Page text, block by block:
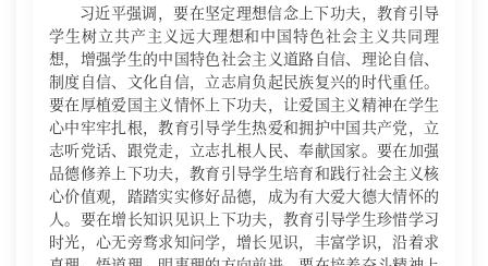
习近平强调，要在坚定理想信念上下功夫，教育引导
学生树立共产主义远大理想和中国特色社会主义共同理
想，增强学生的中国特色社会主义道路自信、理论自信、
制度自信、文化自信，立志肩负起民族复兴的时代重任。
要在厚植爱国主义情怀上下功夫，让爱国主义精神在学生
心中牢牢扎根，教育引导学生热爱和拥护中国共产党，立
志听党话、跟党走，立志扎根人民、奉献国家。要在加强
品德修养上下功夫，教育引导学生培育和践行社会主义核
心价值观，踏踏实实修好品德，成为有大爱大德大情怀的
人。要在增长知识见识上下功夫，教育引导学生珍惜学习
时光，心无旁骛求知问学，增长见识，丰富学识，沿着求